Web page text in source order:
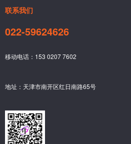
联系我们
022-59624626
移动电话：153 0207 7602
地址：天津市南开区红日南路65号